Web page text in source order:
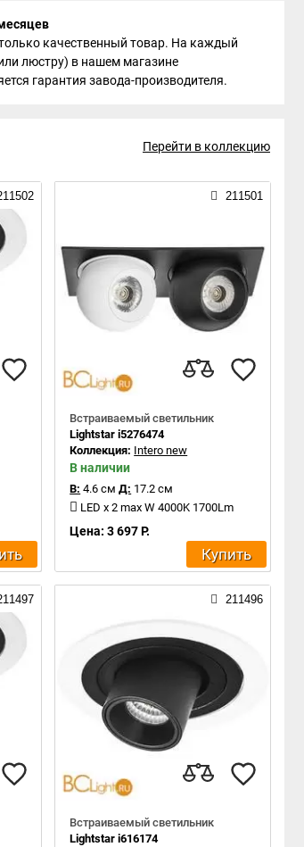
качественный товар. На каждый
люстру) в нашем магазине
гарантия завода-производителя.
Перейти в коллекцию
211501
Встраиваемый светильник
Lightstar i5276474
Коллекция: Intero new
В наличии
В: 4.6 см Д: 17.2 см
LED x 2 max W 4000K 1700Lm
Цена: 3 697 Р.
Купить
211496
Встраиваемый светильник
Lightstar i616174